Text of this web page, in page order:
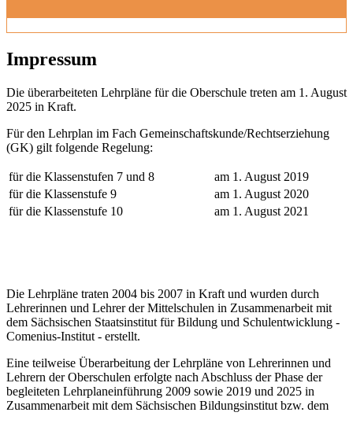
Impressum
Die überarbeiteten Lehrpläne für die Oberschule treten am 1. August
2025 in Kraft.
Für den Lehrplan im Fach Gemeinschaftskunde/Rechtserziehung
(GK) gilt folgende Regelung:
für die Klassenstufen 7 und 8
am 1. August 2019
für die Klassenstufe 9
am 1. August 2020
für die Klassenstufe 10
am 1. August 2021
Die Lehrpläne traten 2004 bis 2007 in Kraft und wurden durch
Lehrerinnen und Lehrer der Mittelschulen in Zusammenarbeit mit
dem Sächsischen Staatsinstitut für Bildung und Schulentwicklung -
Comenius-Institut - erstellt.
Eine teilweise Überarbeitung der Lehrpläne von Lehrerinnen und
Lehrern der Oberschulen erfolgte nach Abschluss der Phase der
begleiteten Lehrplaneinführung 2009 sowie 2019 und 2025 in
Zusammenarbeit mit dem Sächsischen Bildungsinstitut bzw. dem